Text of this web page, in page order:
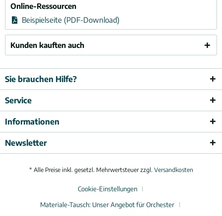
Online-Ressourcen
Beispielseite (PDF-Download)
Kunden kauften auch
Sie brauchen Hilfe?
Service
Informationen
Newsletter
* Alle Preise inkl. gesetzl. Mehrwertsteuer zzgl. Versandkosten
Cookie-Einstellungen
Materiale-Tausch: Unser Angebot für Orchester